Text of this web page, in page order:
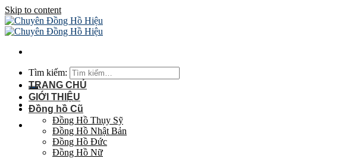
Skip to content
Tìm kiếm:
TRANG CHỦ
GIỚI THIỆU
Đồng hồ Cũ
Đồng Hồ Thụy Sỹ
Đồng Hồ Nhật Bản
Đồng Hồ Đức
Đồng Hồ Nữ